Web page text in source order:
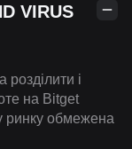
VIRUS
і
на Bitget
ринку обмежена